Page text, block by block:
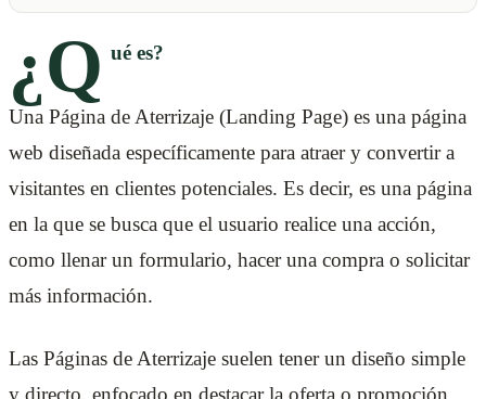
¿Q ué es?
Una Página de Aterrizaje (Landing Page) es una página
web diseñada específicamente para atraer y convertir a
visitantes en clientes potenciales. Es decir, es una página
en la que se busca que el usuario realice una acción,
como llenar un formulario, hacer una compra o solicitar
más información.
Las Páginas de Aterrizaje suelen tener un diseño simple
y directo, enfocado en destacar la oferta o promoción